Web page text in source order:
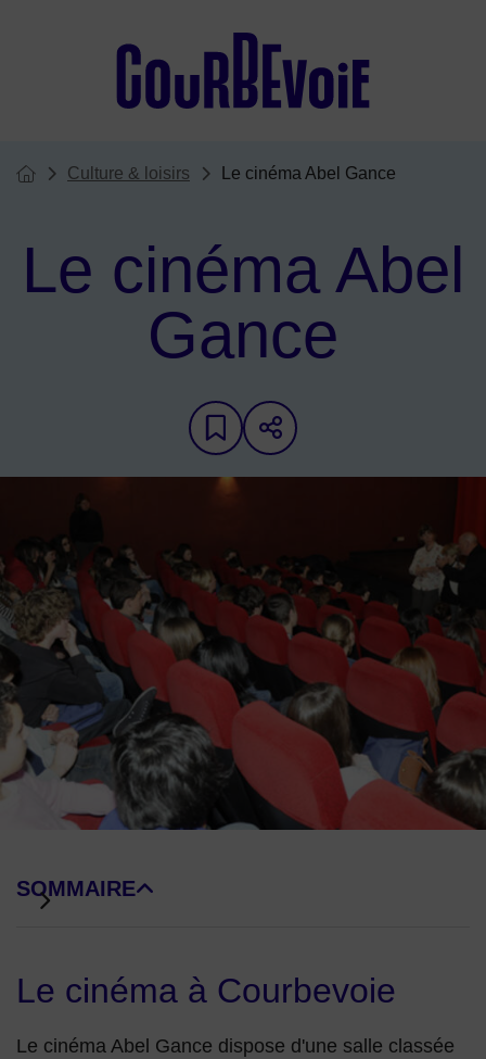
Vous êtes ici :
Page d'accueil du site
Culture & loisirs Le cinéma Abel Gance
Le cinéma Abel
Gance
Ajouter aux favoris
Partager sur les
SOMMAIRE
DE BLOCS DE PAGE
Le cinéma à Courbevoie
Le cinéma Abel Gance dispose d'une salle classée